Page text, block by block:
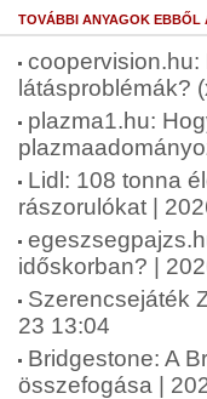
TOVÁBBI ANYAGOK EBBŐL
látásproblémák?
plazma1.hu:
Lidl: 108 tonna
rászorulókat |
időskorban? |
Szerencsejáték
23 13:04
Bridgestone: A
összefogása |